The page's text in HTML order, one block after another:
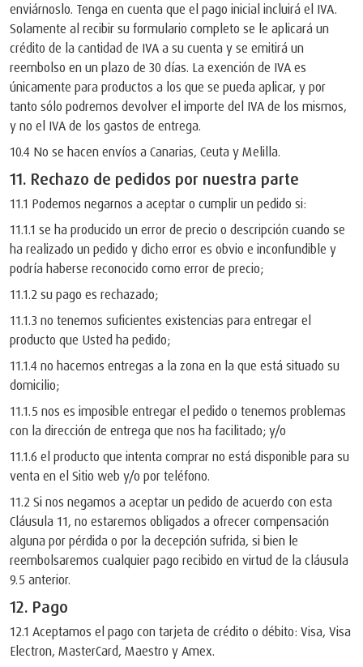
enviárnoslo. Tenga en cuenta que el pago inicial incluirá el IVA.
Solamente al recibir su formulario completo se le aplicará un
crédito de la cantidad de IVA a su cuenta y se emitirá un
reembolso en un plazo de 30 días. La exención de IVA es
únicamente para productos a los que se pueda aplicar, y por
tanto sólo podremos devolver el importe del IVA de los mismos,
y no el IVA de los gastos de entrega.
10.4 No se hacen envíos a Canarias, Ceuta y Melilla.
11. Rechazo de pedidos por nuestra parte
11.1 Podemos negarnos a aceptar o cumplir un pedido si:
11.1.1 se ha producido un error de precio o descripción cuando se
ha realizado un pedido y dicho error es obvio e inconfundible y
podría haberse reconocido como error de precio;
11.1.2 su pago es rechazado;
11.1.3 no tenemos suficientes existencias para entregar el
producto que Usted ha pedido;
11.1.4 no hacemos entregas a la zona en la que está situado su
domicilio;
11.1.5 nos es imposible entregar el pedido o tenemos problemas
con la dirección de entrega que nos ha facilitado; y/o
11.1.6 el producto que intenta comprar no está disponible para su
venta en el Sitio web y/o por teléfono.
11.2 Si nos negamos a aceptar un pedido de acuerdo con esta
Cláusula 11, no estaremos obligados a ofrecer compensación
alguna por pérdida o por la decepción sufrida, si bien le
reembolsaremos cualquier pago recibido en virtud de la cláusula
9.5 anterior.
12. Pago
12.1 Aceptamos el pago con tarjeta de crédito o débito: Visa, Visa
Electron, MasterCard, Maestro y Amex.